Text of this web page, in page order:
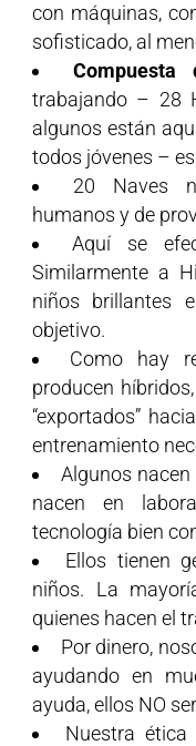
con máquinas,
sofisticado, al
Compuesta
trabajando – 28
algunos están
todos jóvenes –
20 Naves
humanos y de
Aquí se
Similarmente a
niños brillantes
objetivo.
Como hay
producen
“exportados”
entrenamiento
Algunos
nacen en
tecnología bien
Ellos tienen
niños. La
quienes hacen el
Por dinero,
ayudando en
ayuda, ellos NO
Nuestra